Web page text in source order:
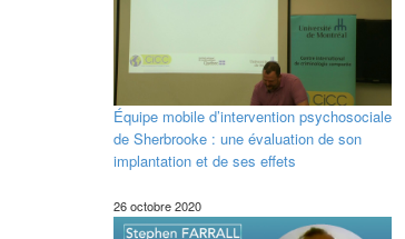
Équipe mobile d’intervention psychosociale
de Sherbrooke : une évaluation de son
implantation et de ses effets
26 octobre 2020